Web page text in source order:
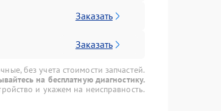
Заказать
Заказать
без учета стоимости запчастей.
на бесплатную диагностику.
и укажем на неисправность.